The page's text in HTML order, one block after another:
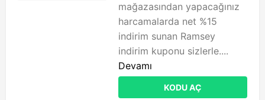
mağazasından yapacağınız
harcamalarda net %15
indirim sunan Ramsey
indirim kuponu sizlerle....
Devamı
KODU AÇ